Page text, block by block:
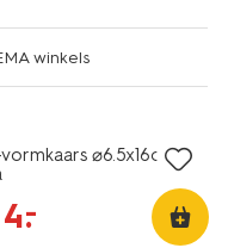
winkels
⌀6.5x16cm
4.
–